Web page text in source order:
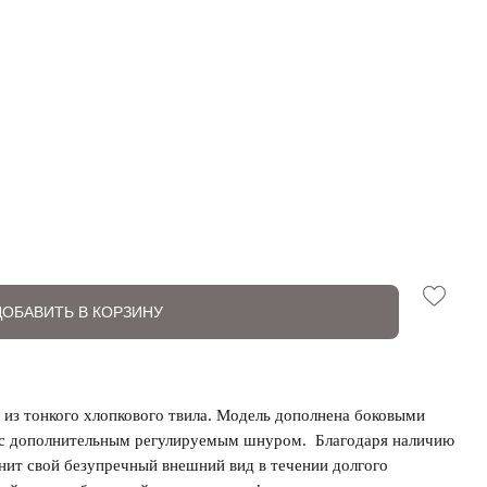
В КОРЗИНУ
тонкого хлопкового твила. Модель дополнена боковыми
дополнительным регулируемым шнуром. Благодаря наличию
свой безупречный внешний вид в течении долгого